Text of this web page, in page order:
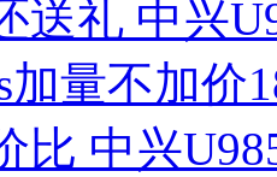
送礼 中兴
加量不加价
比 中兴